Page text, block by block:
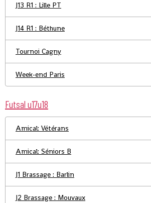
J13 R1 : Lille PT
J14 R1 : Béthune
Tournoi Cagny
Week-end Paris
Futsal u17u18
Amical: Vétérans
Amical: Séniors B
J1 Brassage : Barlin
J2 Brassage : Mouvaux